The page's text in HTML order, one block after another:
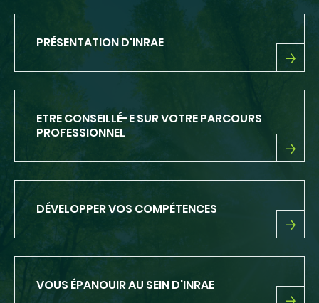
PRÉSENTATION D'INRAE
PRÉSENTATION
ETRE CONSEILLÉ-E SUR VOTRE PARCOURS
PROFESSIONNEL
ETRE
SUR
VOTRE
PROFESSIONNEL
DÉVELOPPER VOS COMPÉTENCES
DÉVELOPPER
VOUS ÉPANOUIR AU SEIN D'INRAE